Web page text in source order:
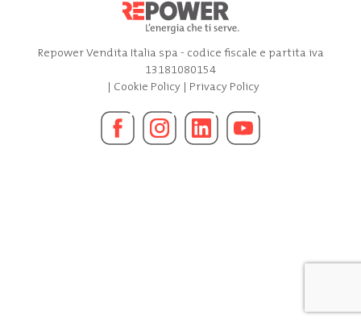
Repower Vendita Italia spa - codice fiscale e partita iva
13181080154
| Cookie Policy| Privacy Policy